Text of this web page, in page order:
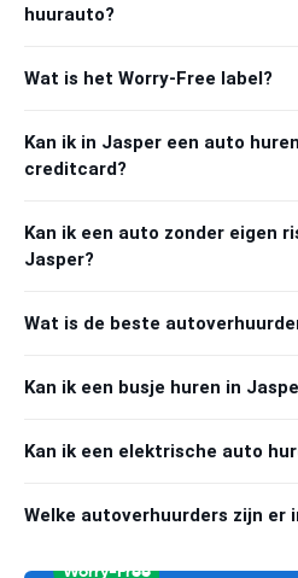
huurauto?
Wat is het Worry-Free label?
Kan ik in Jasper een auto
creditcard?
Kan ik een auto zonder eigen
Jasper?
Wat is de beste
Kan ik een busje huren in
Kan ik een elektrische auto
Welke autoverhuurders zijn er
Worry-Free